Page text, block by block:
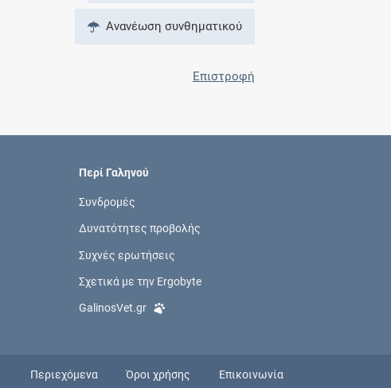
Ανανέωση συνθηματικού
Επιστροφή
Περί Γαληνού
Συνδρομές
Δυνατότητες προβολής
Συχνές ερωτήσεις
Σχετικά με την Ergobyte
GalinosVet.gr
Περιεχόμενα Όροι χρήσης Επικοινωνία